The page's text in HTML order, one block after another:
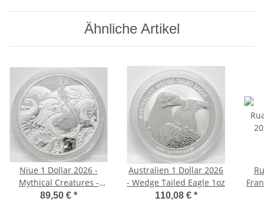
Ähnliche Artikel
Niue 1 Dollar 2026 -
Mythical Creatures -
Kraken - 1 oz. silber
89,50 € *
Australien 1 Dollar 2026
- Wedge Tailed Eagle 1oz
110,08 € *